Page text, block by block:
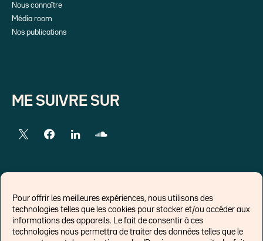
Pour offrir les meilleures expériences, nous utilisons des
technologies telles que les cookies pour stocker et/ou accéder aux
informations des appareils. Le fait de consentir à ces
technologies nous permettra de traiter des données telles que le
Nous connaître
Média room
Nos publications
ME SUIVRE SUR
LIENS EXTERNES
Chroniques pour Forbes
Economistes